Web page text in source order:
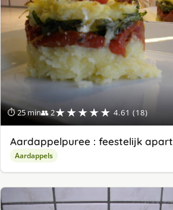
⏱ 25 min👥 2★★★★★ 4.61 (18)
Aardappelpuree : feestelijk apart
Aardappels